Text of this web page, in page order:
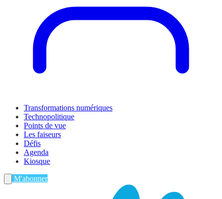
Transformations numériques
Technopolitique
Points de vue
Les faiseurs
Défis
Agenda
Kiosque
M'abonner